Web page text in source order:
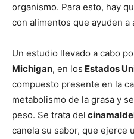
organismo. Para esto, hay
con alimentos que ayuden a
Un estudio llevado a cabo
Michigan, en los Estados
compuesto presente en la
metabolismo de la grasa y
peso. Se trata del
canela su sabor, que ejerce